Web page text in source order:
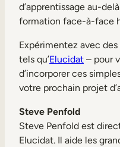
d’apprentissage au-
formation face-à-face
Expérimentez avec
tels qu’Elucidat – pour
d’incorporer ces
votre prochain projet
Steve Penfold
Steve Penfold est
Elucidat. Il aide les